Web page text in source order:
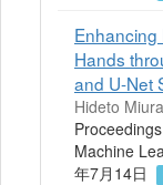
Enhancing
Hands
and U-Net
Hideto
Machine
年7月14日